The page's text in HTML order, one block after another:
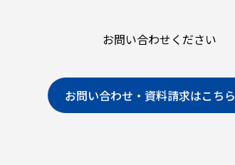
お問い合わせください
お問い合わせ・資料請求はこちら